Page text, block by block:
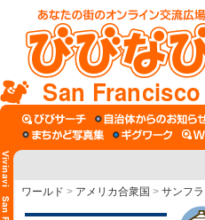
San Francisco
ワールド > アメリカ合衆国 > サンフ